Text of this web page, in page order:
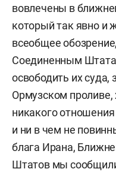
вовлечены в
который так явно и
всеобщее
Соединенным
освободить их
Ормузском проливе,
никакого
и ни в чем не
блага Ирана,
Штатов мы